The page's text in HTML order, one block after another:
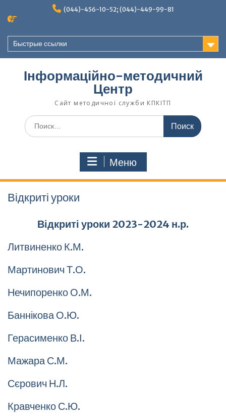
(044)-456-10-52; (044)-449-99-81
Быстрые ссылки
Інформаційно-методичний
Центр
Сайт методичної служби КПКІТП
Поиск
по:
Меню
Відкриті уроки
Відкриті уроки 2023-2024 н.р.
Литвиненко К.М.
Мартинович Т.О.
Нечипоренко О.М.
Баннікова О.Ю.
Герасименко В.І.
Мажара С.М.
Сєрович Н.Л.
Кравченко С.Ю.